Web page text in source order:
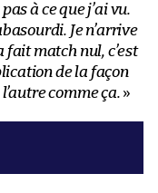
à ce que j’ai vu.
Je n’arrive
fait match nul, c’est
de la façon
comme ça. »